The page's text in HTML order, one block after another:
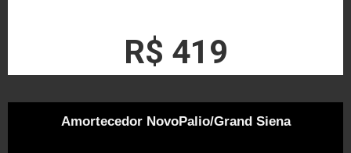
R$ 419
Amortecedor NovoPalio/Grand Siena